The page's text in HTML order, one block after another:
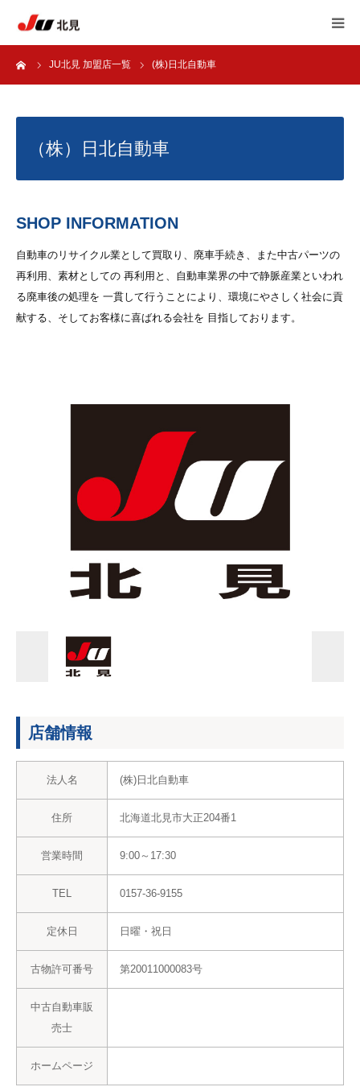
JU北見 加盟店一覧 (株)日北自動車
（株）日北自動車
SHOP INFORMATION
自動車のリサイクル業として買取り、廃車手続き、また中古パーツの
再利用、素材としての 再利用と、自動車業界の中で静脈産業といわれ
る廃車後の処理を 一貫して行うことにより、環境にやさしく社会に貢
献する、そしてお客様に喜ばれる会社を 目指しております。
店舗情報
法人名 (株)日北自動車
住所 北海道北見市大正204番1
営業時間 9:00～17:30
TEL 0157-36-9155
定休日 日曜・祝日
古物許可番号 第20011000083号
中古自動車販
売士
ホームページ
HOME
中古自動車販売士
JU北見 加盟店一覧
アンケート
自動車 相談室